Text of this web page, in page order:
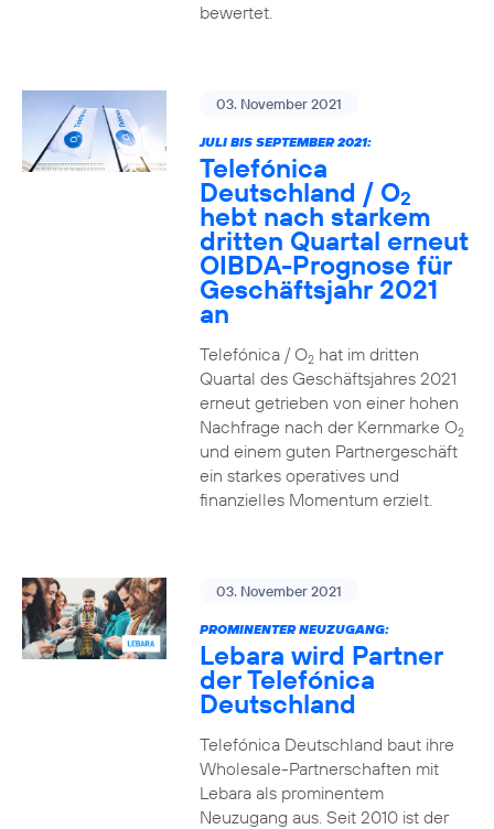
bewertet.
03. November 2021
JULI BIS SEPTEMBER 2021:
Telefónica
Deutschland / O2
hebt nach starkem
dritten Quartal erneut
OIBDA-Prognose für
Geschäftsjahr 2021
an
Telefónica / O2hat im dritten
Quartal des Geschäftsjahres 2021
erneut getrieben von einer hohen
Nachfrage nach der Kernmarke O2
und einem guten Partnergeschäft
ein starkes operatives und
finanzielles Momentum erzielt.
03. November 2021
PROMINENTER NEUZUGANG:
Lebara wird Partner
der Telefónica
Deutschland
Telefónica Deutschland baut ihre
Wholesale-Partnerschaften mit
Lebara als prominentem
Neuzugang aus. Seit 2010 ist der